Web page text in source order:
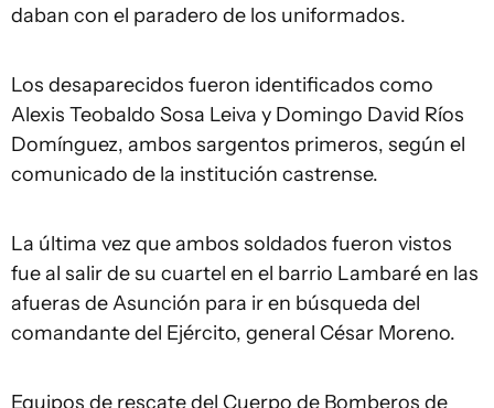
daban con el paradero de los uniformados.
Los desaparecidos fueron identificados como
Alexis Teobaldo Sosa Leiva y Domingo David Ríos
Domínguez, ambos sargentos primeros, según el
comunicado de la institución castrense.
La última vez que ambos soldados fueron vistos
fue al salir de su cuartel en el barrio Lambaré en las
afueras de Asunción para ir en búsqueda del
comandante del Ejército, general César Moreno.
Equipos de rescate del Cuerpo de Bomberos de